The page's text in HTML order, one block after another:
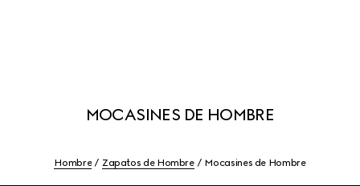
MOCASINES DE HOMBRE
Hombre Zapatos de Hombre Mocasines de Hombre